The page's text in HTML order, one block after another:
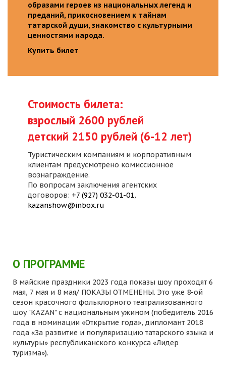
образами героев из национальных легенд и
преданий, прикосновением к тайнам
татарской души, знакомство с культурными
ценностями народа.
Купить билет
Стоимость билета:
взрослый 2600 рублей
детский 2150 рублей (6-12 лет)
Туристическим компаниям и корпоративным
клиентам предусмотрено комиссионное
вознаграждение.
По вопросам заключения агентских
договоров: +7 (927) 032-01-01,
kazanshow@inbox.ru
О ПРОГРАММЕ
В майские праздники 2023 года показы шоу проходят 6
мая, 7 мая и 8 мая/ ПОКАЗЫ ОТМЕНЕНЫ. Это уже 8-ой
сезон красочного фольклорного театрализованного
шоу "KAZAN" с национальным ужином (победитель 2016
года в номинации «Открытие года», дипломант 2018
года «За развитие и популяризацию татарского языка и
культуры» республиканского конкурса «Лидер
туризма»).